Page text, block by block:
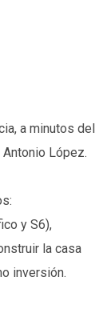
a minutos del
López.
y S6),
la casa
inversión.